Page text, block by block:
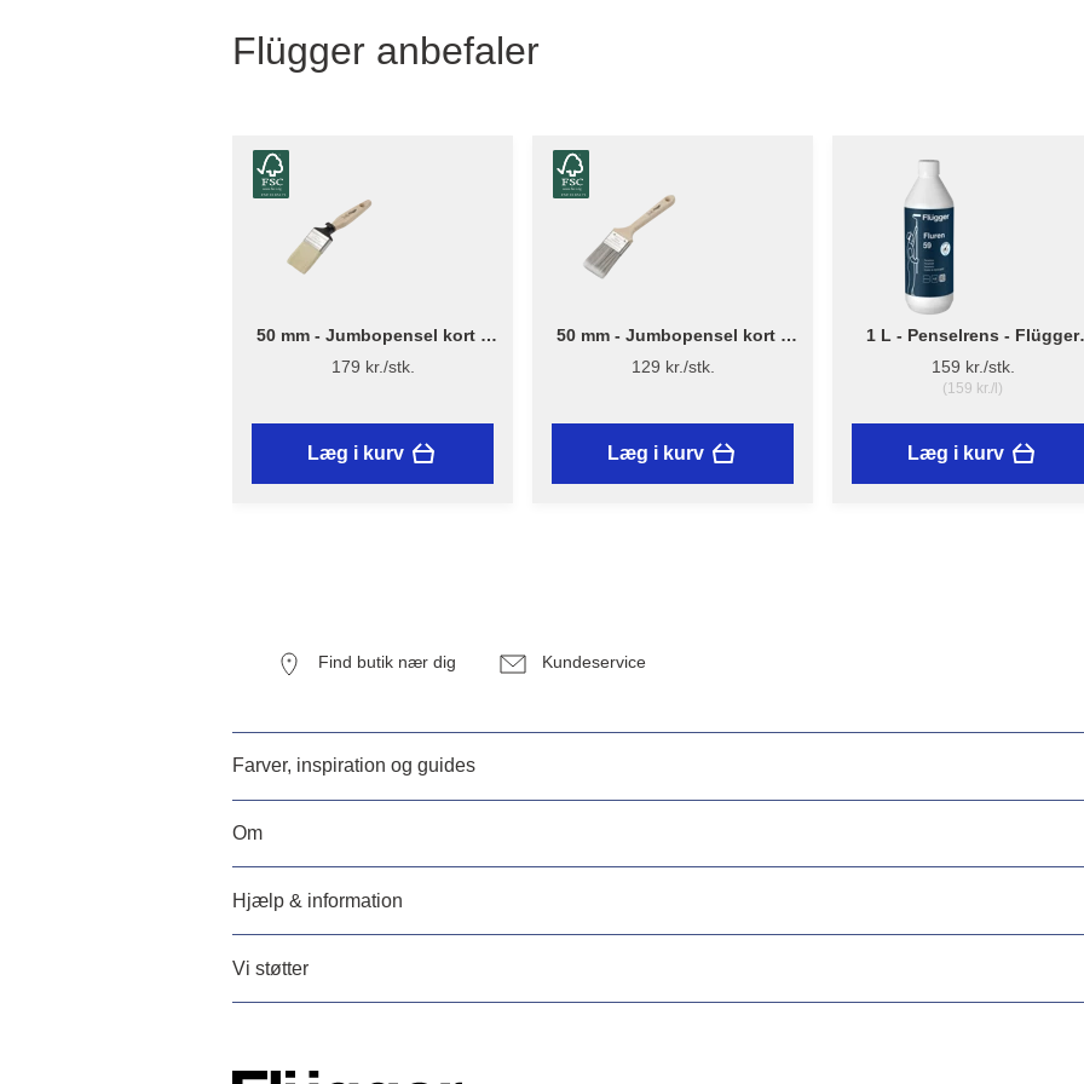
Flügger anbefaler
50 mm - Jumbopensel kort –
Flügger Excellence Series
179 kr./stk.
Læg i kurv
50 mm - Jumbopensel kort –
Flügger Pro Series
129 kr./stk.
Læg i kurv
1 L - Penselrens - Flügger
Fluren 59
159 kr./stk.
(159 kr./l)
Læg i kurv
Find butik nær dig Kundeservice
Farver, inspiration og guides
Om
Hjælp & information
Vi støtter